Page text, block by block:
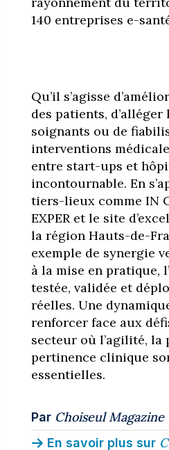
140 entreprises e-
Qu’il s’agisse
des patients, d’alléger
soignants ou de
interventions
entre start-ups et
incontournable. En
tiers-lieux comme IN
EXPER et le site
la région Hauts-de-
exemple de synergie
à la mise en pratique,
testée, validée et
réelles. Une
renforcer face aux
secteur où l’agilité, la
pertinence clinique
essentielles.
Par Choiseul Magazine
En savoir plus sur